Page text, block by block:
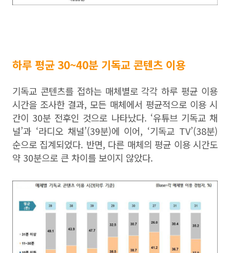
하루 평균 30~40분 기독교 콘텐츠 이용
기독교 콘텐츠를 접하는 매체별로 각각 하루 평균 이용
시간을 조사한 결과, 모든 매체에서 평균적으로 이용 시
간이 30분 전후인 것으로 나타났다. ‘유튜브 기독교 채
널’과 ‘라디오 채널’(39분)에 이어, ‘기독교 TV’(38분)
순으로 집계되었다. 반면, 다른 매체의 평균 이용 시간도
약 30분으로 큰 차이를 보이지 않았다.